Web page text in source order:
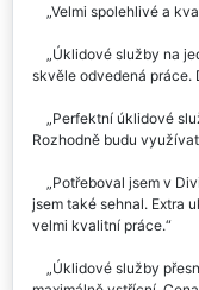
Velmi spolehlivé a
Úklidové služby na
skvěle odvedená
Perfektní úklidové
Rozhodně budu
Potřeboval jsem v
jsem také sehnal. Extra
velmi kvalitní práce.
Úklidové služby